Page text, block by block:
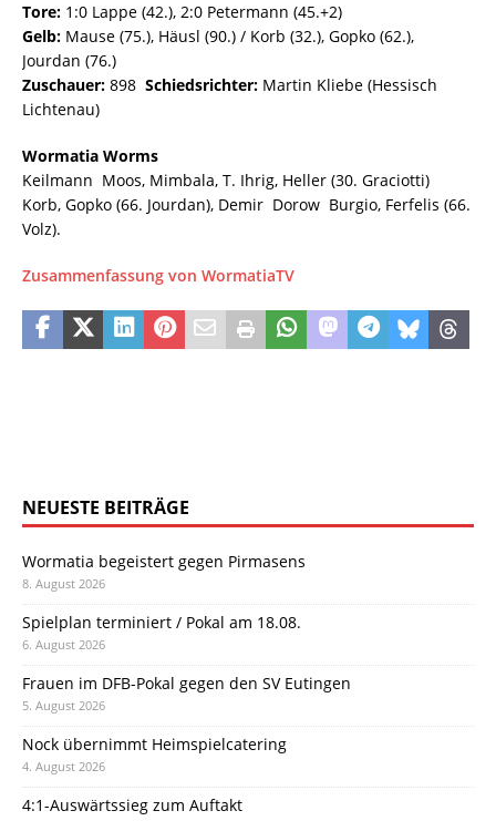
Tore: 1:0 Lappe (42.), 2:0 Petermann (45.+2)
Gelb: Mause (75.), Häusl (90.) / Korb (32.), Gopko (62.),
Jourdan (76.)
Zuschauer: 898 Schiedsrichter: Martin Kliebe (Hessisch
Lichtenau)
Wormatia Worms
Keilmann  Moos, Mimbala, T. Ihrig, Heller (30. Graciotti) 
Korb, Gopko (66. Jourdan), Demir  Dorow  Burgio, Ferfelis (66.
Volz).
Zusammenfassung von WormatiaTV
NEUESTE BEITRÄGE
Wormatia begeistert gegen Pirmasens
8. August 2026
Spielplan terminiert / Pokal am 18.08.
6. August 2026
Frauen im DFB-Pokal gegen den SV Eutingen
5. August 2026
Nock übernimmt Heimspielcatering
4. August 2026
4:1-Auswärtssieg zum Auftakt